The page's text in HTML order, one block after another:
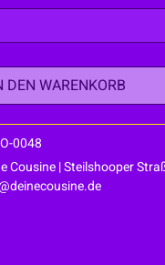
DEN WARENKORB
0048
Cousine | Steilshooper